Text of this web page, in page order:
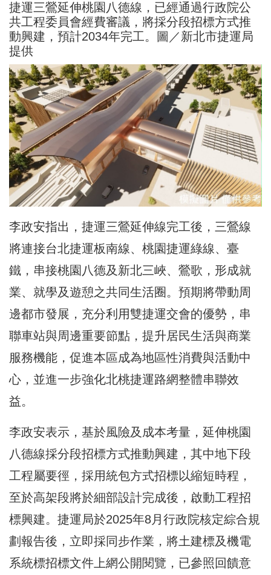
捷運三鶯延伸桃園八德線，已經通過行政院公
共工程委員會經費審議，將採分段招標方式推
動興建，預計2034年完工。圖／新北市捷運局
提供
李政安指出，捷運三鶯延伸線完工後，三鶯線
將連接台北捷運板南線、桃園捷運綠線、臺
鐵，串接桃園八德及新北三峽、鶯歌，形成就
業、就學及遊憩之共同生活圈。預期將帶動周
邊都市發展，充分利用雙捷運交會的優勢，串
聯車站與周邊重要節點，提升居民生活與商業
服務機能，促進本區成為地區性消費與活動中
心，並進一步強化北桃捷運路網整體串聯效
益。
李政安表示，基於風險及成本考量，延伸桃園
八德線採分段招標方式推動興建，其中地下段
工程屬要徑，採用統包方式招標以縮短時程，
至於高架段將於細部設計完成後，啟動工程招
標興建。捷運局於2025年8月行政院核定綜合規
劃報告後，立即採同步作業，將土建標及機電
系統標招標文件上網公開閱覽，已參照回饋意